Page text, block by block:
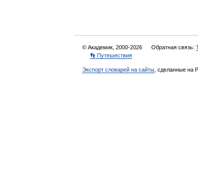
© Академик, 2000-2026 Обратная связь:
👣 Путешествия
Экспорт словарей на сайты , сделанные на